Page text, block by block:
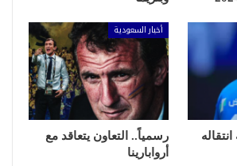
أخبار السعودية
رسمياً.. التعاون يتعاقد مع
أروابارينا